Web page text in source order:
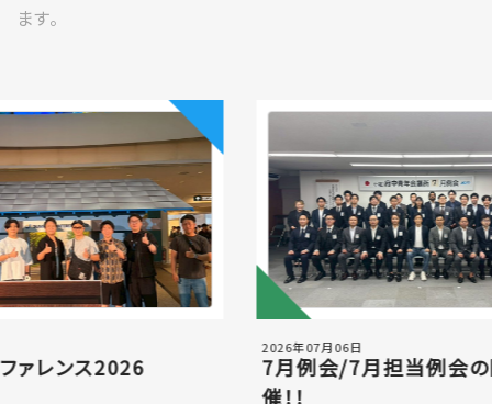
ます。
ンス2026
7月例会/7月担当例会の開
催！！
2026年07月06日